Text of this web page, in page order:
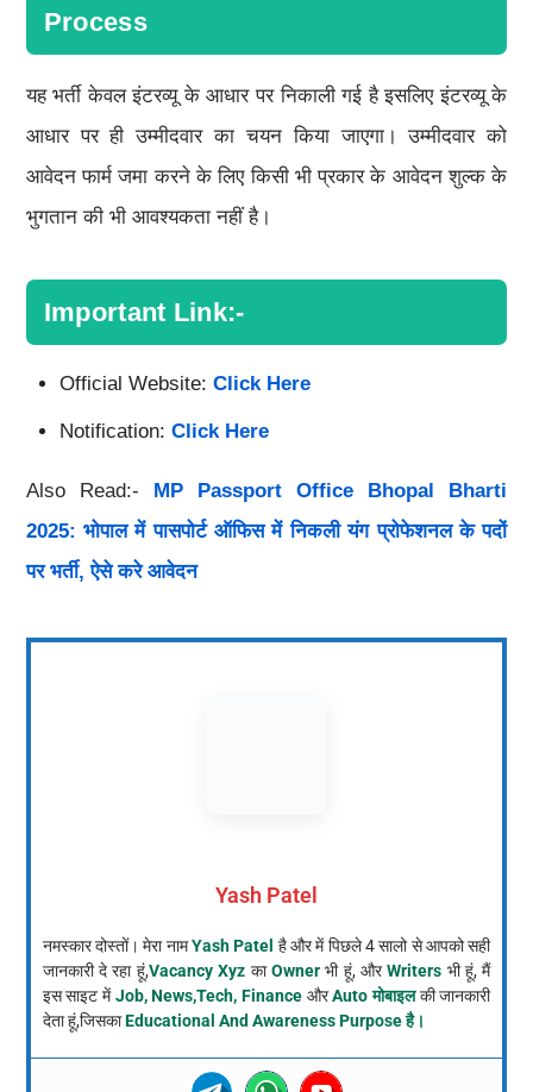
Process
यह भर्ती केवल इंटरव्यू के आधार पर निकाली गई है इसलिए इंटरव्यू के
आधार पर ही उम्मीदवार का चयन किया जाएगा। उम्मीदवार को
आवेदन फार्म जमा करने के लिए किसी भी प्रकार के आवेदन शुल्क के
भुगतान की भी आवश्यकता नहीं है।
Important Link:-
Official Website: Click Here
Notification: Click Here
Also Read:-
MP Passport Office Bhopal Bharti
2025: भोपाल में पासपोर्ट ऑफिस में निकली यंग प्रोफेशनल के पदों
पर भर्ती, ऐसे करे आवेदन
Yash Patel
नमस्कार दोस्तों। मेरा नामYash Patel है और में पिछले 4 सालो से आपको सही
जानकारी दे रहा हूं,Vacancy Xyz काOwnerभी हूं, औरWriters भी हूं, मैं
इस साइट मेंJob, News,Tech, Finance औरAuto मोबाइलकी जानकारी
देता हूं,जिसकाEducational And Awareness Purpose है।